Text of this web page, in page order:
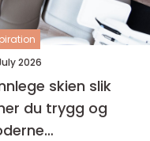
2026
skien slik
du trygg og